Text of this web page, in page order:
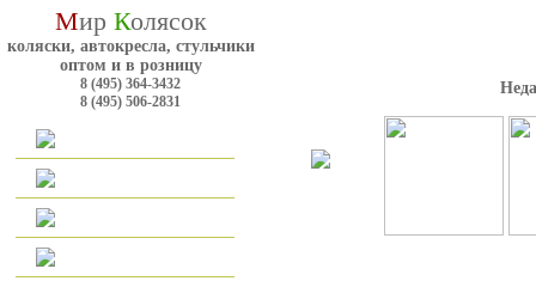
Мир Колясок
коляски, автокресла, стульчики
оптом и в розницу
8 (495) 364-3432
8 (495) 506-2831